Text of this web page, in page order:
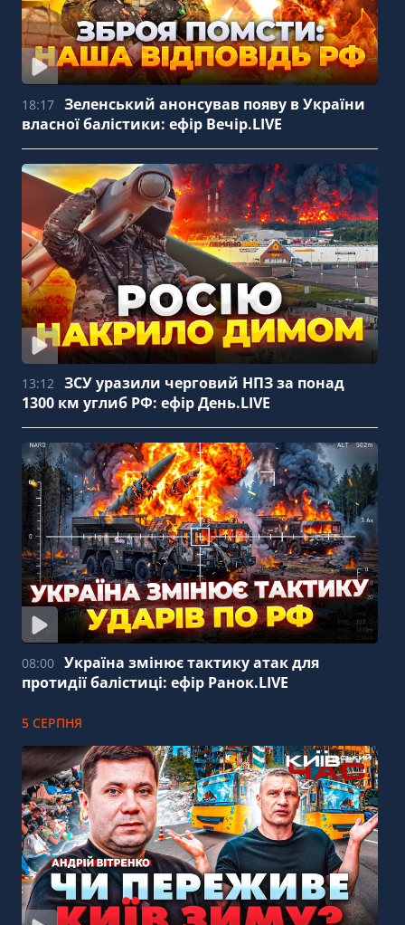
18:17 Зеленський анонсував появу в України
власної балістики: ефір Вечір.LIVE
13:12 ЗСУ уразили черговий НПЗ за понад
1300 км углиб РФ: ефір День.LIVE
08:00 Україна змінює тактику атак для
протидії балістиці: ефір Ранок.LIVE
5 СЕРПНЯ